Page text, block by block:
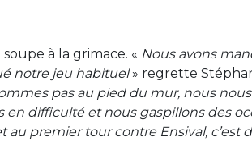
à la grimace. « Nous avons
notre jeu habituel» regrette
pas au pied du mur, nous
difficulté et nous gaspillons des
au premier tour contre Ensival, c’est